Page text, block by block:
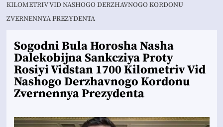
KILOMETRIV VID NASHOGO DERZHAVNOGO KORDONU
ZVERNENNYA PREZYDENTA
Sogodni Bula Horosha Nasha
Dalekobijna Sankcziya Proty
Rosiyi Vidstan 1700 Kilometriv Vid
Nashogo Derzhavnogo Kordonu
Zvernennya Prezydenta